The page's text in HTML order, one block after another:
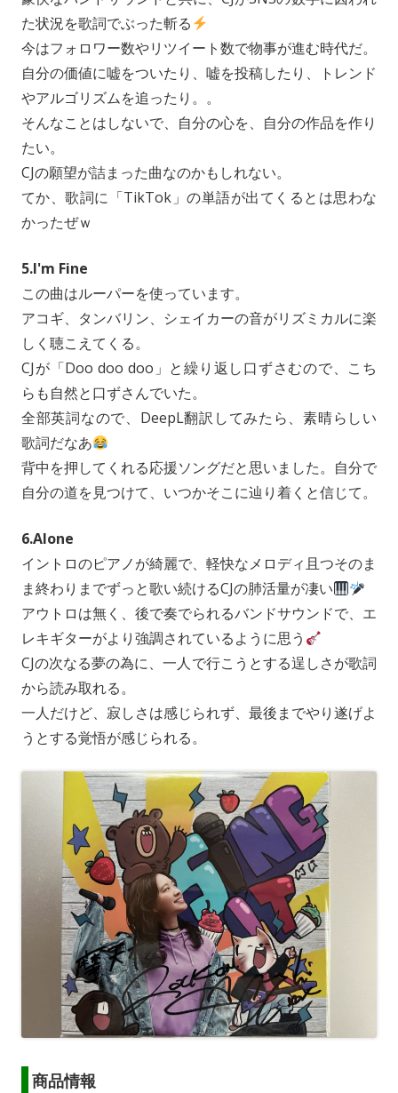
た状況を歌詞でぶった斬る
今はフォロワー数やリツイート数で物事が進む時代だ。
自分の価値に嘘をついたり、嘘を投稿したり、トレンド
やアルゴリズムを追ったり。。
そんなことはしないで、自分の心を、自分の作品を作り
たい。
CJの願望が詰まった曲なのかもしれない。
てか、歌詞に「TikTok」の単語が出てくるとは思わな
かったぜｗ
5.I'm Fine
この曲はルーパーを使っています。
アコギ、タンバリン、シェイカーの音がリズミカルに楽
しく聴こえてくる。
CJが「Doo doo doo」と繰り返し口ずさむので、こち
らも自然と口ずさんでいた。
全部英詞なので、DeepL翻訳してみたら、素晴らしい
歌詞だなあ
背中を押してくれる応援ソングだと思いました。自分で
自分の道を見つけて、いつかそこに辿り着くと信じて。
6.Alone
イントロのピアノが綺麗で、軽快なメロディ且つそのま
ま終わりまでずっと歌い続けるCJの肺活量が凄い
アウトロは無く、後で奏でられるバンドサウンドで、エ
レキギターがより強調されているように思う
CJの次なる夢の為に、一人で行こうとする逞しさが歌詞
から読み取れる。
一人だけど、寂しさは感じられず、最後までやり遂げよ
うとする覚悟が感じられる。
商品情報